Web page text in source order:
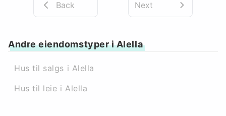
Back Next
Andre eiendomstyper i Alella
Hus til salgs i Alella
Hus til leie i Alella